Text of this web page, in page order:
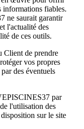
informations fiables.
ne saurait garantir
l'actualité des
de ces outils.
Client de prendre
vos propres
des éventuels
par
l'utilisation des
sur le site